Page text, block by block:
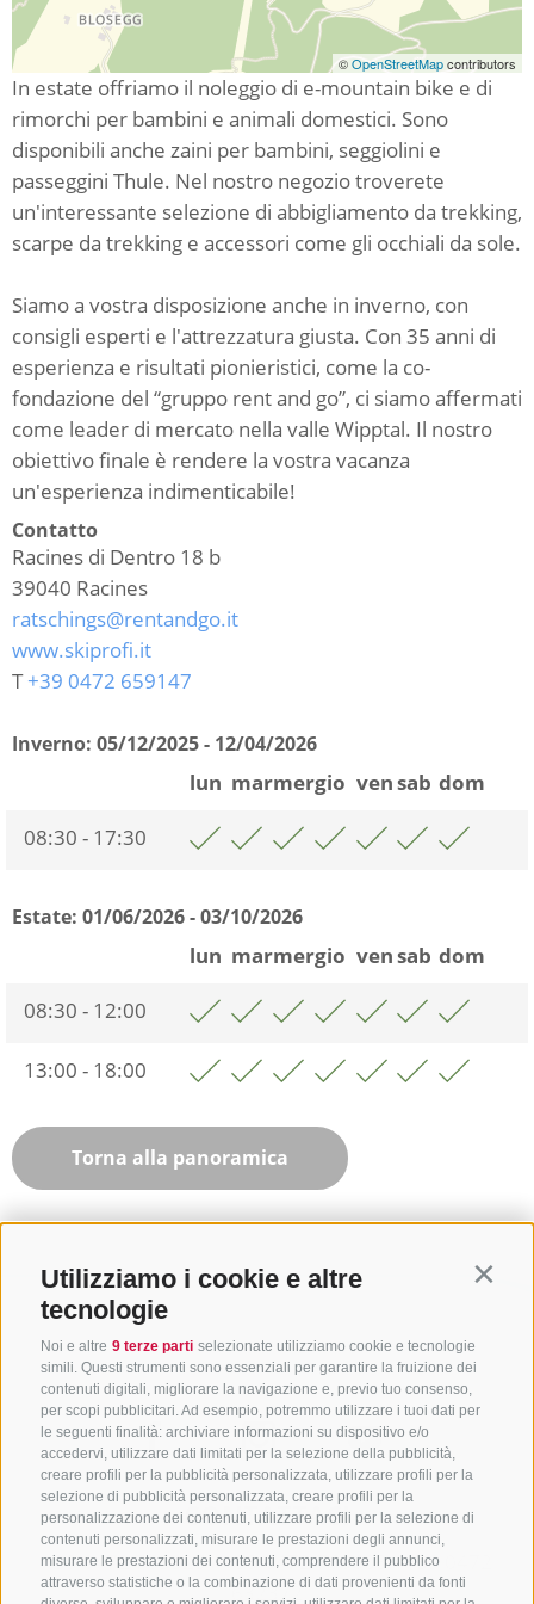
Utilizziamo i cookie e altre
tecnologie
Noi e altre 9 terze parti selezionate utilizziamo cookie e tecnologie
simili. Questi strumenti sono essenziali per garantire la fruizione dei
contenuti digitali, migliorare la navigazione e, previo tuo consenso,
per scopi pubblicitari. Ad esempio, potremmo utilizzare i tuoi dati per
le seguenti finalità: archiviare informazioni su dispositivo e/o
accedervi, utilizzare dati limitati per la selezione della pubblicità,
creare profili per la pubblicità personalizzata, utilizzare profili per la
selezione di pubblicità personalizzata, creare profili per la
personalizzazione dei contenuti, utilizzare profili per la selezione di
contenuti personalizzati, misurare le prestazioni degli annunci,
misurare le prestazioni dei contenuti, comprendere il pubblico
attraverso statistiche o la combinazione di dati provenienti da fonti
©OpenStreetMapcontributors
In estate offriamo il noleggio di e-mountain bike e di
rimorchi per bambini e animali domestici. Sono
disponibili anche zaini per bambini, seggiolini e
passeggini Thule. Nel nostro negozio troverete
un'interessante selezione di abbigliamento da trekking,
scarpe da trekking e accessori come gli occhiali da sole.
Siamo a vostra disposizione anche in inverno, con
consigli esperti e l'attrezzatura giusta. Con 35 anni di
esperienza e risultati pionieristici, come la co-
fondazione del “gruppo rent and go”, ci siamo affermati
come leader di mercato nella valle Wipptal. Il nostro
obiettivo finale è rendere la vostra vacanza
un'esperienza indimenticabile!
Contatto
Racines di Dentro 18 b
39040 Racines
ratschings@rentandgo.it
www.skiprofi.it
T+39 0472 659147
Inverno: 05/12/2025 - 12/04/2026
lun marmergio vensab dom
08:30 - 17:30
Estate: 01/06/2026 - 03/10/2026
lun marmergio vensab dom
08:30 - 12:00
13:00 - 18:00
Torna alla panoramica
CONTATTACI
+39 0472 765325/+39 0472 760608/+39 0472
632372